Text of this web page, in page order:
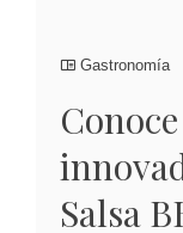
Gastronomía
Salsa